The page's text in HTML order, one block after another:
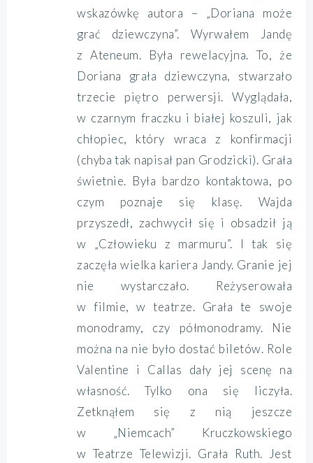
wskazówkę autora – „Doriana może
grać dziewczyna”. Wyrwałem Jandę
z Ateneum. Była rewelacyjna. To, że
Doriana grała dziewczyna, stwarzało
trzecie piętro perwersji. Wyglądała,
w czarnym fraczku i białej koszuli, jak
chłopiec, który wraca z konfirmacji
(chyba tak napisał pan Grodzicki). Grała
świetnie. Była bardzo kontaktowa, po
czym poznaje się klasę. Wajda
przyszedł, zachwycił się i obsadził ją
w „Człowieku z marmuru”. I tak się
zaczęła wielka kariera Jandy. Granie jej
nie wystarczało. Reżyserowała
w filmie, w teatrze. Grała te swoje
monodramy, czy półmonodramy. Nie
można na nie było dostać biletów. Role
Valentine i Callas dały jej scenę na
własność. Tylko ona się liczyła.
Zetknąłem się z nią jeszcze
w „Niemcach” Kruczkowskiego
w Teatrze Telewizji. Grała Ruth. Jest